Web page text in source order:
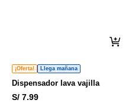
¡Oferta! Llega mañana
Dispensador lava vajilla
S/ 7.99